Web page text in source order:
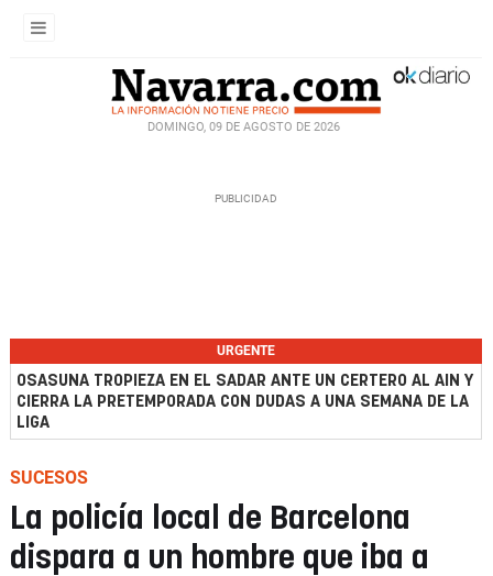
DOMINGO, 09 DE AGOSTO DE 2026
URGENTE
OSASUNA TROPIEZA EN EL SADAR ANTE UN CERTERO AL AIN Y
CIERRA LA PRETEMPORADA CON DUDAS A UNA SEMANA DE LA
LIGA
SUCESOS
La policía local de Barcelona
dispara a un hombre que iba a